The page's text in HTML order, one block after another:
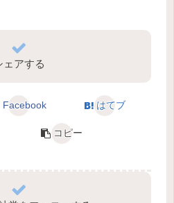
ェアする
Facebook はてブ
コピー